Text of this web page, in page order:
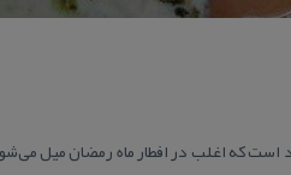
كه اغلب در افطار ماه رمضان میل